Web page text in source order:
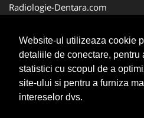
Website-ul utilizeaza cookie
detaliile de conectare, pentru
statistici cu scopul de a
site-ului si pentru a furniza
intereselor dvs.
Radiologie-Dentara.com
Cabinet-Individual.ro
Medic-Bun.com
Oftalmologul.ro
Stomatologul.com